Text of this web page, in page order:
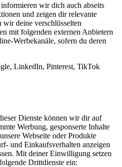
wir dich auch abseits
und zeigen dir relevante
deine verschlüsselten
mit folgenden externen Anbietern
Werbekanäle, sofern du deren
LinkedIn, Pinterest, TikTok
Dienste können wir dir auf
Werbung, gesponserte Inhalte
Webseite oder Produkte
und Einkaufsverhalten anzeigen
Mit deiner Einwilligung setzen
Drittdienste ein: